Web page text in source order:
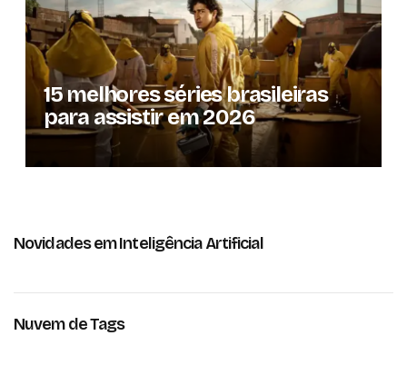
15 melhores séries brasileiras
para assistir em 2026
Novidades em Inteligência Artificial
Nuvem de Tags